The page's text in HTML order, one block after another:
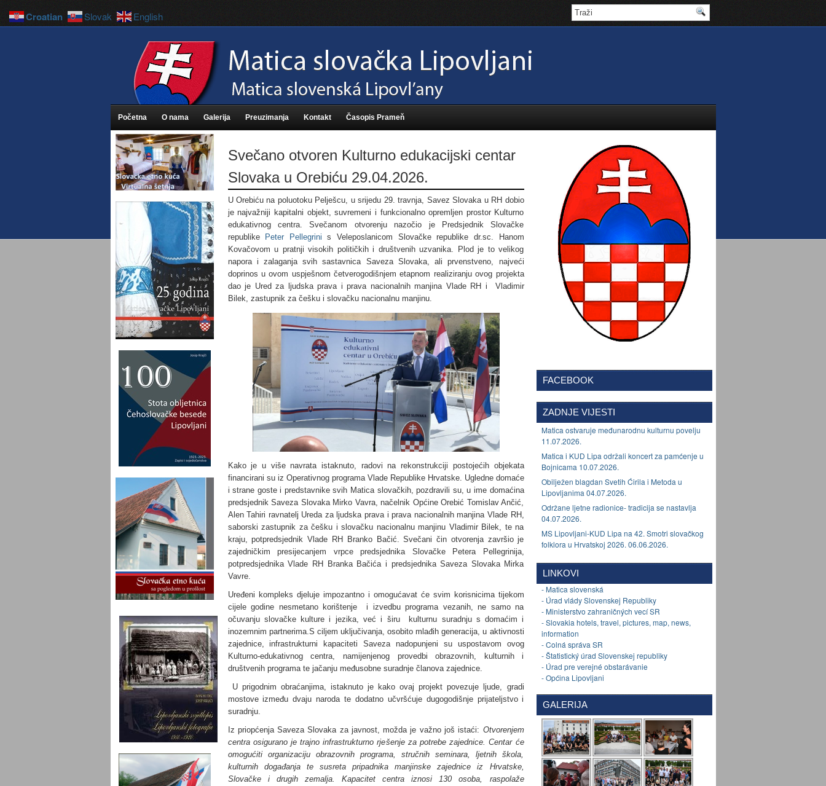
Početna O nama Galerija Preuzimanja Kontakt Časopis Prameň
Svečano otvoren Kulturno edukacijski centar
Slovaka u Orebiću 29.04.2026.
U Orebiću na poluotoku Pelješcu, u srijedu 29. travnja, Savez Slovaka u RH dobio
je najvažniji kapitalni objekt, suvremeni i funkcionalno opremljen prostor Kulturno
edukativnog centra. Svečanom otvorenju nazočio je Predsjednik Slovačke
republike
Peter Pellegrini s Veleposlanicom Slovačke republike dr.sc. Hanom
Kovačovom u pratnji visokih političkih i društvenih uzvanika. Plod je to velikog
napora i zalaganja svih sastavnica Saveza Slovaka, ali prvenstveno, najveći
doprinos u ovom uspješnom četverogodišnjem etapnom realiziranju ovog projekta
dao je Ured za ljudska prava i prava nacionalnih manjina Vlade RH i Vladimir
Bilek, zastupnik za češku i slovačku nacionalnu manjinu.
Kako je u više navrata istaknuto, radovi na rekonstrukciji postojećih objekata
financirani su iz Operativnog programa Vlade Republike Hrvatske. Ugledne domaće
i strane goste i predstavnike svih Matica slovačkih, pozdravili su, u ime domaćina
predsjednik Saveza Slovaka Mirko Vavra, načelnik Općine Orebić Tomislav Ančić,
Alen Tahiri ravnatelj Ureda za ljudska prava i prava nacionalnih manjina Vlade RH,
saborski zastupnik za češku i slovačku nacionalnu manjinu Vladimir Bilek, te na
kraju, potpredsjednik Vlade RH Branko Bačić. Svečani čin otvorenja završio je
zajedničkim presijecanjem vrpce predsjednika Slovačke Petera Pellegrinija,
potpredsjednika Vlade RH Branka Bačića i predsjednika Saveza Slovaka Mirka
Vavre.
Uređeni kompleks djeluje impozantno i omogućavat će svim korisnicima tijekom
cijele godine nesmetano korištenje i izvedbu programa vezanih, ne samo na
očuvanju slovačke kulture i jezika, već i širu kulturnu suradnju s domaćim i
inozemnim partnerima.S ciljem uključivanja, osobito mlađih generacija, u aktivnosti
zajednice, infrastrukturni kapaciteti Saveza nadopunjeni su uspostavom ovog
Kulturno-edukativnog centra, namijenjenog provedbi obrazovnih, kulturnih i
društvenih programa te jačanju međusobne suradnje članova zajednice.
U prigodnim obraćanjima, istaknuto je kako ovaj projekt povezuje ljude, gradi
mostove između dvaju naroda te dodatno učvršćuje dugogodišnje prijateljstvo i
suradnju.
Iz priopćenja Saveza Slovaka za javnost, možda je važno još istaći: Otvorenjem
centra osigurano je trajno infrastrukturno rješenje za potrebe zajednice. Centar će
omogućiti organizaciju obrazovnih programa, stručnih seminara, ljetnih škola,
kulturnih događanja te susreta pripadnika manjinske zajednice iz Hrvatske,
Slovačke i drugih zemalja.
Kapacitet centra iznosi 130 osoba, raspolaže
FACEBOOK
ZADNJE VIJESTI
Matica ostvaruje međunarodnu kulturnu povelju
11.07.2026.
Matica i KUD Lipa održali koncert za pamćenje u
Bojnicama 10.07.2026.
Obilježen blagdan Svetih Ćirila i Metoda u
Lipovljanima 04.07.2026.
Održane ljetne radionice- tradicija se nastavlja
04.07.2026.
MS Lipovljani-KUD Lipa na 42. Smotri slovačkog
folklora u Hrvatskoj 2026. 06.06.2026.
LINKOVI
- Matica slovenská
- Úrad vlády Slovenskej Republiky
- Ministerstvo zahraničných vecí SR
- Slovakia hotels, travel, pictures, map, news,
information
- Colná správa SR
- Štatistický úrad Slovenskej republiky
- Úrad pre verejné obstarávanie
- Općina Lipovljani
GALERIJA
Croatian Slovak English